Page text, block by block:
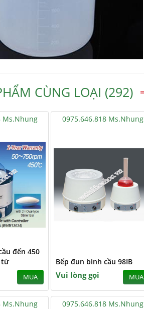
CÙNG LOẠI (292)
Ms.Nhung
đến 450
từ
MUA
0975.646.818 Ms.Nhung
Bếp đun bình cầu 98IB
Vui lòng gọi MUA
Ms.Nhung 0975.646.818 Ms.Nhung